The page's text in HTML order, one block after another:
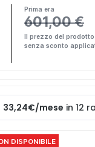
Prima era
601,00 €
Il prezzo del prodotto
senza sconto
DISPONIBILE